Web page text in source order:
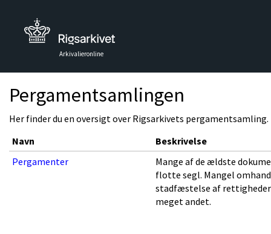
Arkivalieronline
Pergamentsamlingen
Her finder du en oversigt over Rigsarkivets pergamentsamling.
Navn
Beskrivelse
Pergamenter
Mange af de ældste
flotte segl. Mangel
stadfæstelse af rettigheder
meget andet.